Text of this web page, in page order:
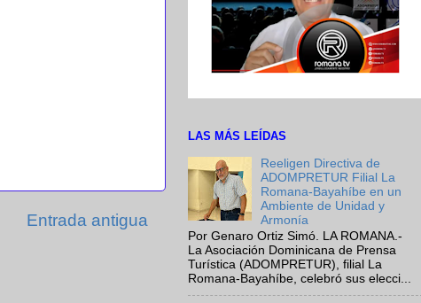
Entrada antigua
LAS MÁS LEÍDAS
Reeligen Directiva de
ADOMPRETUR Filial La
Romana-Bayahíbe en un
Ambiente de Unidad y
Armonía
Por Genaro Ortiz Simó. LA ROMANA.-
La Asociación Dominicana de Prensa
Turística (ADOMPRETUR), filial La
Romana-Bayahíbe, celebró sus elecci...